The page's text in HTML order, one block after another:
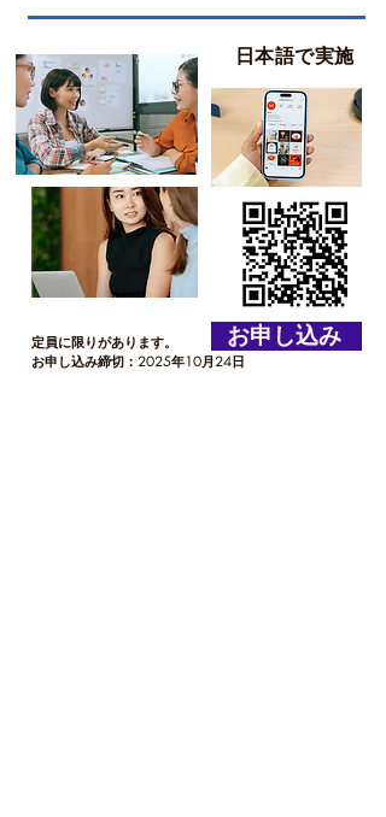
日本語で実施
お申し込み
定員に限りがあります。
お申し込み締切：2025年10月24日